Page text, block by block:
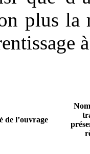
plus
de l’ouvrage